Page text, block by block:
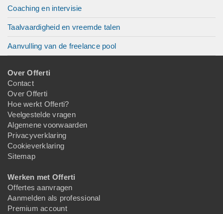
Coaching en intervisie
Taalvaardigheid en vreemde talen
Aanvulling van de freelance pool
Over Offerti
Contact
Over Offerti
Hoe werkt Offerti?
Veelgestelde vragen
Algemene voorwaarden
Privacyverklaring
Cookieverklaring
Sitemap
Werken met Offerti
Offertes aanvragen
Aanmelden als professional
Premium account